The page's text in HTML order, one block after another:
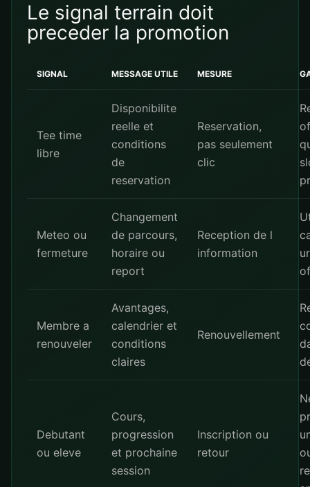
Le signal terrain doit
preceder la promotion
SIGNAL MESSAGE UTILE MESURE
Tee time
libre
Disponibilite
reelle et
conditions
de
reservation
Reservation,
pas seulement
clic
Meteo ou
fermeture
Changement
de parcours,
horaire ou
report
Reception de l
information
Membre a
renouveler
Avantages,
calendrier et
conditions
claires
Renouvellement
Debutant
ou eleve
Cours,
progression
et prochaine
session
Inscription ou
retour